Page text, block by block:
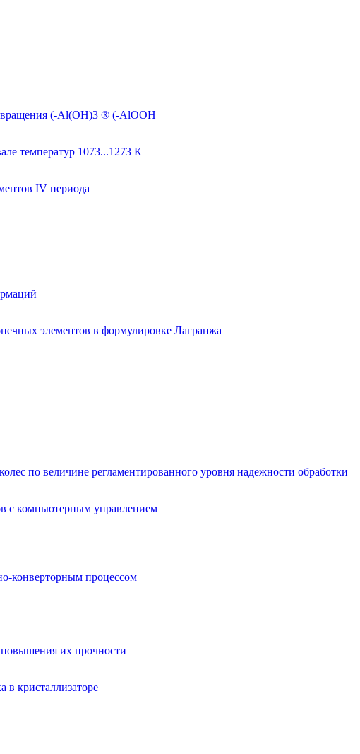
(-Al(OH)3 ® (-AlОOH
температур 1073...1273 К
IV периода
элементов в формулировке Лагранжа
по величине регламентированного уровня надежности обработки
с компьютерным управлением
конверторным процессом
их прочности
в кристаллизаторе